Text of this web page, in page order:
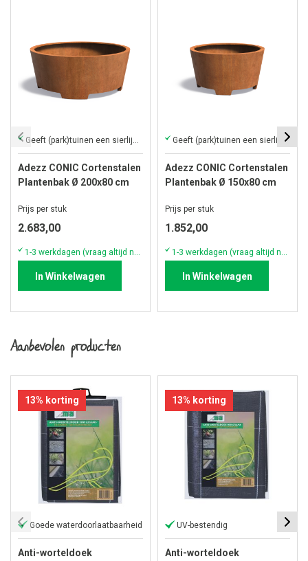
Geeft (park)tuinen een sierlijke en warme uitstraling.
Adezz CONIC Cortenstalen
Plantenbak Ø 200x80 cm
Prijs per stuk
2.683,00
In Winkelwagen
Geeft (park)tuinen een sierlijke en warme uitstraling.
Adezz CONIC Cortenstalen
Plantenbak Ø 150x80 cm
Prijs per stuk
1.852,00
In Winkelwagen
Aanbevolen producten
13% korting
Goede waterdoorlaatbaarheid
Anti-worteldoek
13% korting
UV-bestendig
Anti-worteldoek